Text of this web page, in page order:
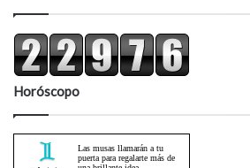
Horóscopo